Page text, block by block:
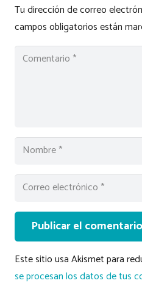
Tu dirección de correo
campos obligatorios están
Publicar el comentario
Este sitio usa Akismet para
se procesan los datos de tus